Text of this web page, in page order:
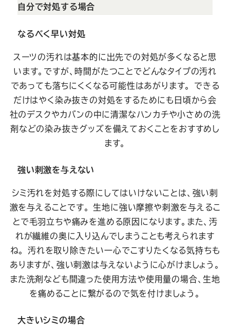
自分で対処する場合
なるべく早い対処
スーツの汚れは基本的に出先での対処が多くなると思
います。ですが、時間がたつことでどんなタイプの汚れ
であっても落ちにくくなる可能性はあがります。 できる
だけはやく染み抜きの対処をするためにも日頃から会
社のデスクやカバンの中に清潔なハンカチや小さめの洗
剤などの染み抜きグッズを備えておくことをおすすめし
ます。
強い刺激を与えない
シミ汚れを対処する際にしてはいけないことは、強い刺
激を与えることです。 生地に強い摩擦や刺激を与えるこ
とで毛羽立ちや痛みを進める原因になります。また、汚
れが繊維の奥に入り込んでしまうことも考えられます
ね。 汚れを取り除きたい一心でこすりたくなる気持ちも
ありますが、強い刺激は与えないように心がけましょう。
また洗剤なども間違った使用方法や使用量の場合、生地
を痛めることに繋がるので気を付けましょう。
大きいシミの場合